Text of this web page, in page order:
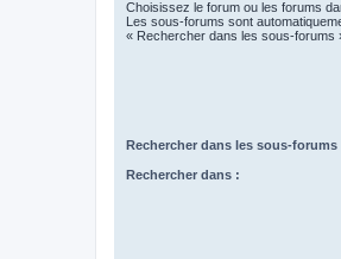
Choisissez le forum ou les forums
Les sous-forums sont
« Rechercher dans les sous-forums
Rechercher dans les sous-forums
Rechercher dans :